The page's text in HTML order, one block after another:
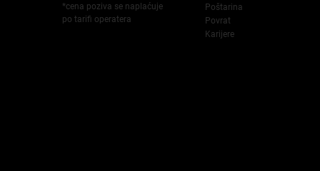
*cena poziva se naplaćuje
po tarifi operatera
Poštarina
Povrat
Karijere